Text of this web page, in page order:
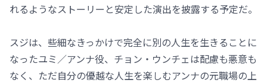
れるようなストーリーと安定した演出を披露する予定だ。
スジは、些細なきっかけで完全に別の人生を生きることに
なったユミ／アンナ役、チョン・ウンチェは配慮も悪意も
なく、ただ自分の優越な人生を楽しむアンナの元職場の上